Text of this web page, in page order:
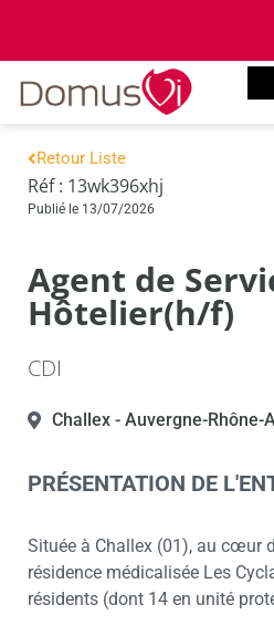
Retour Liste
Réf : 13wk396xhj
Publié le 13/07/2026
Agent de
Hôtelier(h/f)
CDI
Challex - Auvergne-Rhône-
PRÉSENTATION DE
Située à Challex (01), au cœur
résidence médicalisée Les
résidents (dont 14 en unité